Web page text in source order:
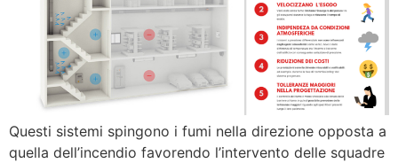
Questi sistemi spingono i fumi nella direzione opposta a
quella dell’incendio favorendo l’intervento delle squadre